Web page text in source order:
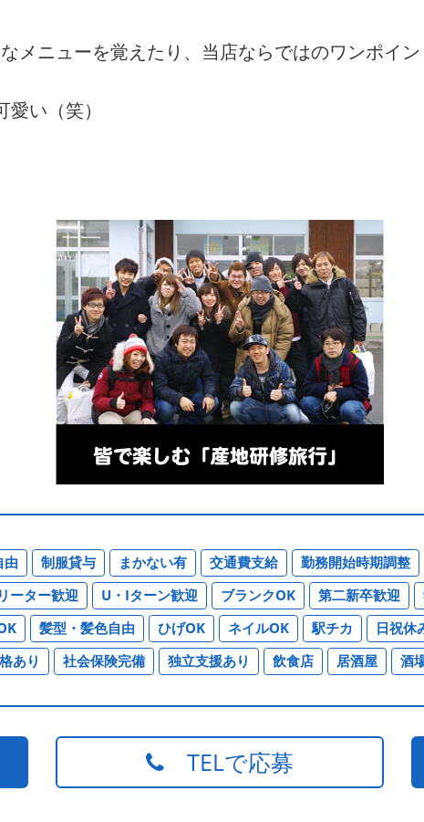
メニューを覚えたり、当店ならではのワンポイ
い（笑）
由 制服貸与 まかない有 交通費支給
勤務開始時期調整
ーター歓迎 U・Iターン歓迎 ブランクOK 第二新卒歓迎
髪型・髪色自由 ひげOK ネイルOK 駅チカ
日祝休
あり 社会保険完備 独立支援あり 飲食店 居酒屋 酒
TELで応募